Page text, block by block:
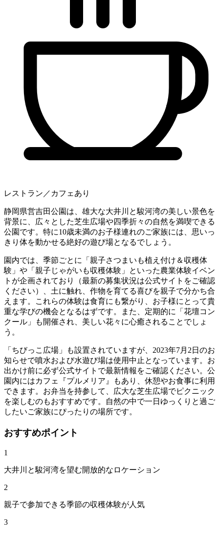
レストラン／カフェあり
静岡県営吉田公園は、雄大な大井川と駿河湾の美しい景色を
背景に、広々とした芝生広場や四季折々の自然を満喫できる
公園です。特に10歳未満のお子様連れのご家族には、思いっ
きり体を動かせる絶好の遊び場となるでしょう。
園内では、季節ごとに「親子さつまいも植え付け＆収穫体
験」や「親子じゃがいも収穫体験」といった農業体験イベン
トが企画されており（最新の募集状況は公式サイトをご確認
ください）、土に触れ、作物を育てる喜びを親子で分かち合
えます。これらの体験は食育にも繋がり、お子様にとって貴
重な学びの機会となるはずです。また、定期的に「花壇コン
クール」も開催され、美しい花々に心癒されることでしょ
う。
「ちびっこ広場」も設置されていますが、2023年7月2日のお
知らせで噴水および水遊び場は使用中止となっています。お
出かけ前に必ず公式サイトで最新情報をご確認ください。公
園内にはカフェ『プルメリア』もあり、休憩やお食事に利用
できます。お弁当を持参して、広大な芝生広場でピクニック
を楽しむのもおすすめです。自然の中で一日ゆっくりと過ご
したいご家族にぴったりの場所です。
おすすめポイント
1
大井川と駿河湾を望む開放的なロケーション
2
親子で参加できる季節の収穫体験が人気
3